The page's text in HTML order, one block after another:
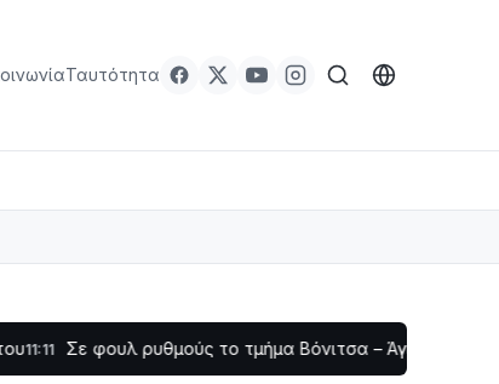
Ταυτότητα
ρυθμούς το τμήμα Βόνιτσα – Άγιος Νικόλαος |